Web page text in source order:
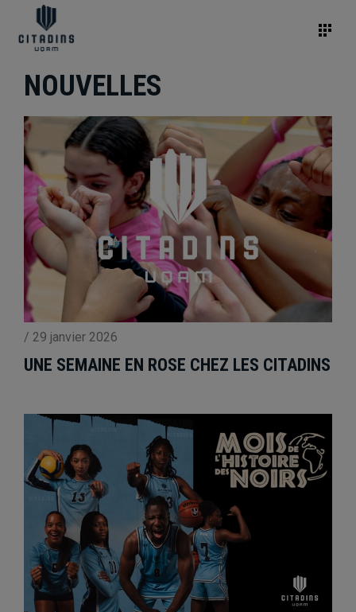
NOUVELLES
/ 29 janvier 2026
UNE SEMAINE EN ROSE CHEZ LES CITADINS